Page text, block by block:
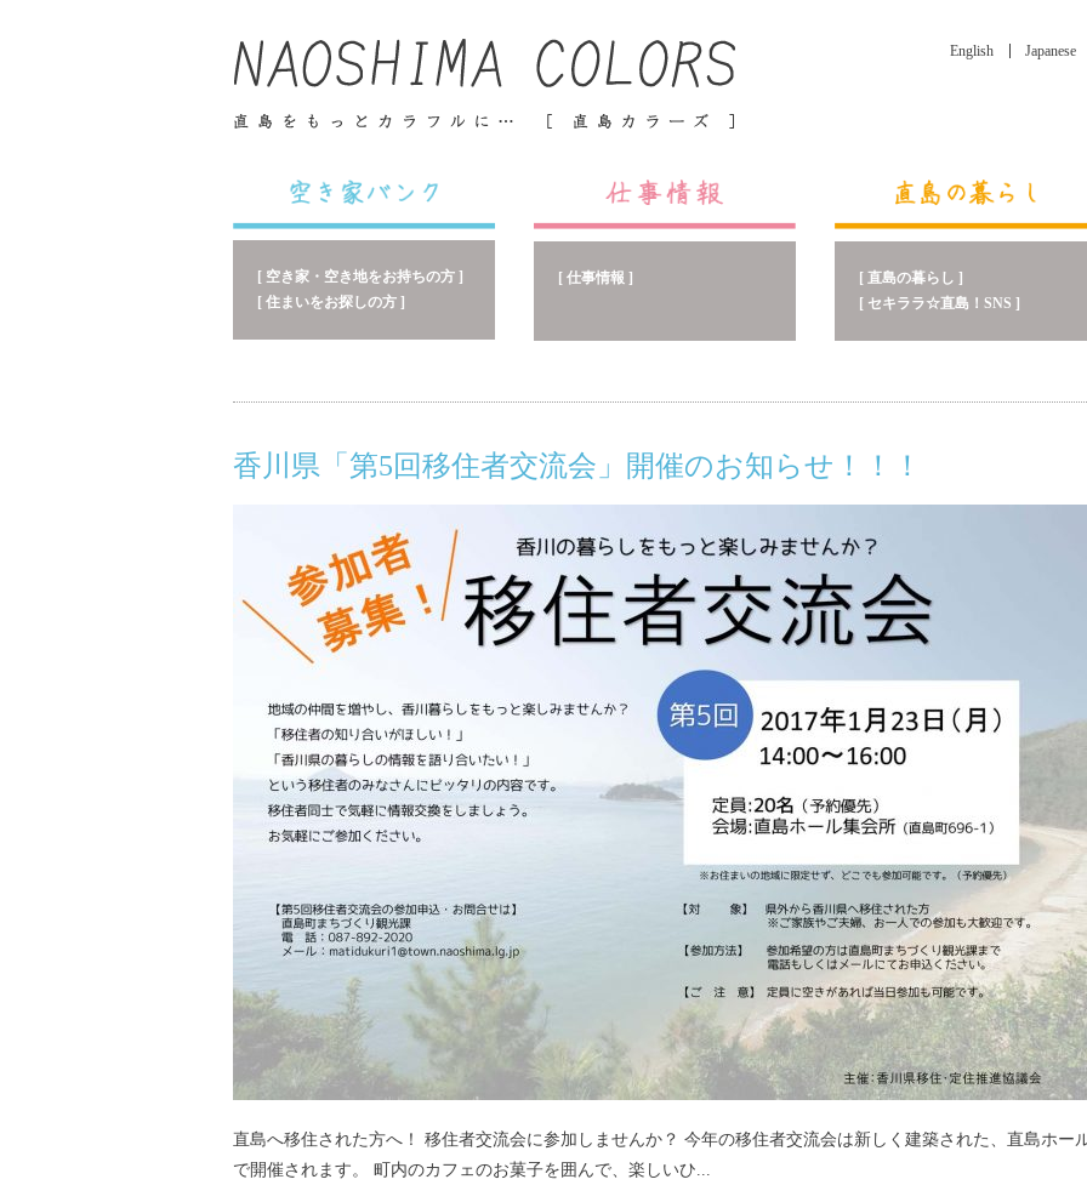
English Japanese
[ 空き家・空き地をお持ちの方 ]
[ 住まいをお探しの方 ]
[ 仕事情報 ]
[ 直島の暮らし ]
[ セキララ☆直島！SNS ]
香川県「第5回移住者交流会」開催のお知らせ！！！
直島へ移住された方へ！ 移住者交流会に参加しませんか？ 今年の移住者交流会は新しく建築された、直島ホー
で開催されます。 町内のカフェのお菓子を囲んで、楽しいひ...